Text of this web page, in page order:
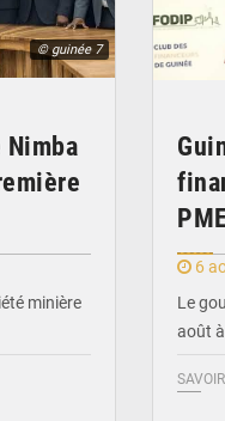
© guinée 7
minière
6
Le
août